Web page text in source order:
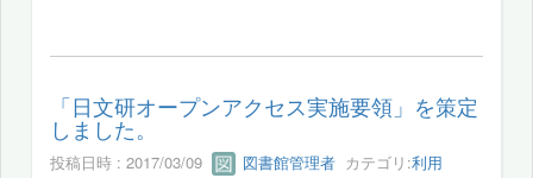
「日文研オープンアクセス実施要領」を策定
しました。
投稿日時 : 2017/03/09 図書館管理者 カテゴリ:利用